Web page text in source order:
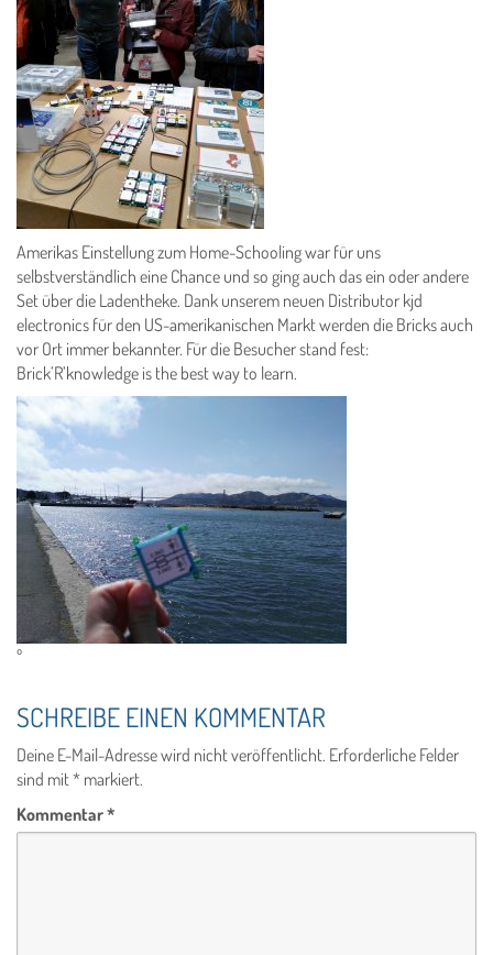
Amerikas Einstellung zum Home-Schooling war für uns
selbstverständlich eine Chance und so ging auch das ein oder andere
Set über die Ladentheke. Dank unserem neuen Distributor kjd
electronics für den US-amerikanischen Markt werden die Bricks auch
vor Ort immer bekannter. Für die Besucher stand fest:
Brick’R’knowledge is the best way to learn.
º
SCHREIBE EINEN KOMMENTAR
Deine E-Mail-Adresse wird nicht veröffentlicht. Erforderliche Felder
sind mit* markiert.
Kommentar*